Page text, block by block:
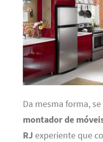
Da mesma forma,
montador de
RJ experiente que